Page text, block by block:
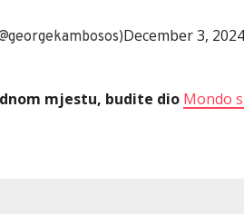
December 3, 2024
mjestu, budite dio Mondo